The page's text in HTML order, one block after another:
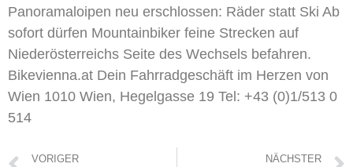
Panoramaloipen neu erschlossen: Räder statt Ski Ab
sofort dürfen Mountainbiker feine Strecken auf
Niederösterreichs Seite des Wechsels befahren.
Bikevienna.at Dein Fahrradgeschäft im Herzen von
Wien 1010 Wien, Hegelgasse 19 Tel: +43 (0)1/513 0
514
VORIGER NÄCHSTER